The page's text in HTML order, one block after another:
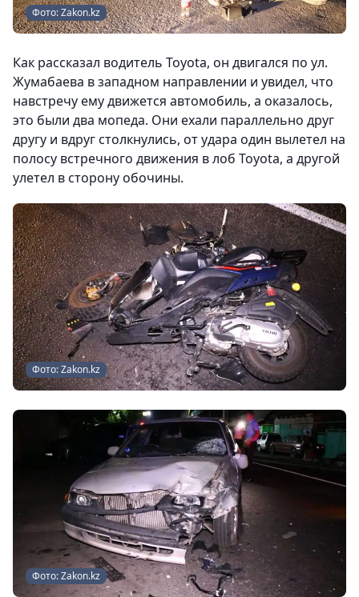
Фото: Zakon.kz
Как рассказал водитель Toyota, он двигался по ул.
Жумабаева в западном направлении и увидел, что
навстречу ему движется автомобиль, а оказалось,
это были два мопеда. Они ехали параллельно друг
другу и вдруг столкнулись, от удара один вылетел на
полосу встречного движения в лоб Toyota, а другой
улетел в сторону обочины.
Фото: Zakon.kz
Фото: Zakon.kz